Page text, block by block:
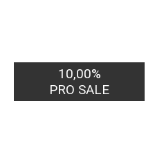
10,00%
PRO SALE